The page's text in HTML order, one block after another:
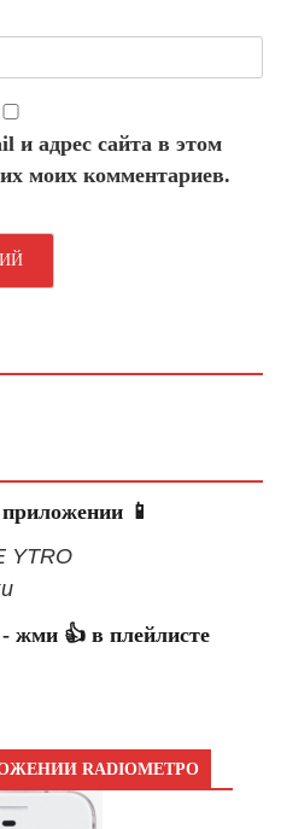
и адрес сайта в этом
моих комментариев.
📱
YTRO
жми 👍 в плейлисте
RADIOМЕТРО